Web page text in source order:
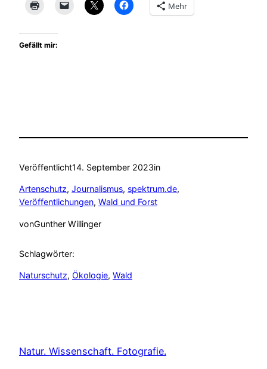
Mehr
Gefällt mir:
Veröffentlicht14. September 2023in
Artenschutz, Journalismus, spektrum.de
Veröffentlichungen, Wald und Forst
vonGunther Willinger
Schlagwörter:
Naturschutz, Ökologie, Wald
Natur. Wissenschaft. Fotografie.